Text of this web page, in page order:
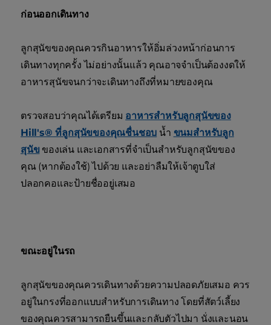
ก่อนออกเดินทาง
ลูกสุนัขของคุณควรกินอาหารให้อิ่มล่วงหน้าก่อนการ
เดินทางทุกครั้ง ไม่อย่างนั้นแล้ว คุณอาจจำเป็นต้องงดให้
อาหารสุนัขจนกว่าจะเดินทางถึงที่หมายของคุณ
ตรวจสอบว่าคุณได้เตรียม อาหารสำหรับลูกสุนัขของ
Hill's® ที่ลูกสุนัขของคุณชื่นชอบ น้ำ ขนมสำหรับลูก
สุนัข ของเล่น และเอกสารที่จำเป็นสำหรับลูกสุนัขของ
คุณ (หากต้องใช้) ไปด้วย และอย่าลืมให้เจ้าตูบใส่
ปลอกคอและป้ายชื่ออยู่เสมอ
ขณะอยู่ในรถ
ลูกสุนัขของคุณควรเดินทางด้วยความปลอดภัยเสมอ ควร
อยู่ในกรงที่ออกแบบสำหรับการเดินทาง โดยที่สัตว์เลี้ยง
ของคุณควรสามารถยืนขึ้นและกลับตัวไปมา นั่งและนอน